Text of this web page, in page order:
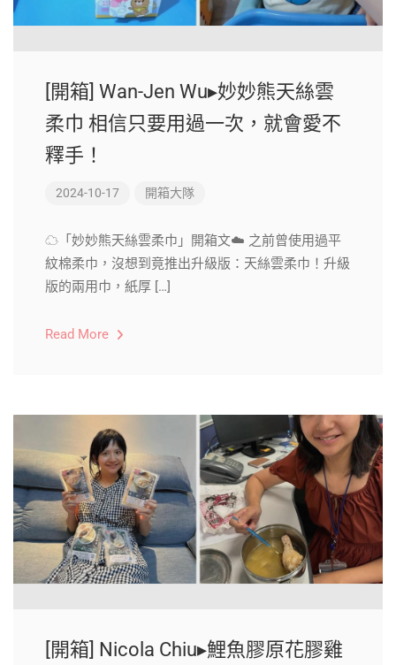
[開箱] Wan-Jen Wu▸妙妙熊天絲雲
柔巾 相信只要用過一次，就會愛不
釋手！
2024-10-17 開箱大隊
☁「妙妙熊天絲雲柔巾」開箱文☁️ 之前曾使用過平
紋棉柔巾，沒想到竟推出升級版：天絲雲柔巾！升級
版的兩用巾，紙厚 […]
Read More
[開箱] Nicola Chiu▸鯉魚膠原花膠雞